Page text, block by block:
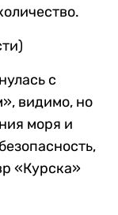
с
видимо, но
моря и
«Курска»